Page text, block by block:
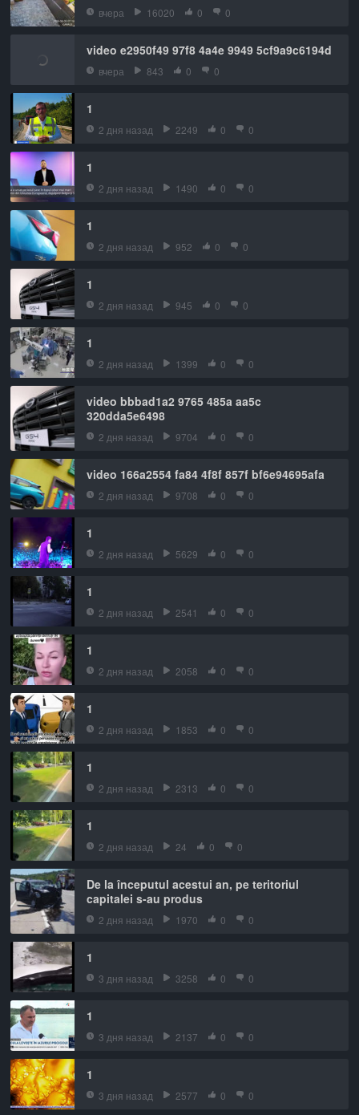
вчера 16020 0 0
video e2950f49 97f8 4a4e 9949 5cf9a9c6194d
вчера 843 0 0
1
2 дня назад 2249 0 0
1
2 дня назад 1490 0 0
1
2 дня назад 952 0 0
1
2 дня назад 945 0 0
1
2 дня назад 1399 0 0
video bbbad1a2 9765 485a aa5c
320dda5e6498
2 дня назад 9704 0 0
video 166a2554 fa84 4f8f 857f bf6e94695afa
2 дня назад 9708 0 0
1
2 дня назад 5629 0 0
1
2 дня назад 2541 0 0
1
2 дня назад 2058 0 0
1
2 дня назад 1853 0 0
1
2 дня назад 2313 0 0
1
2 дня назад 24 0 0
De la începutul acestui an, pe teritoriul
capitalei s-au produs
2 дня назад 1970 0 0
1
3 дня назад 3258 0 0
1
3 дня назад 2137 0 0
1
3 дня назад 2577 0 0